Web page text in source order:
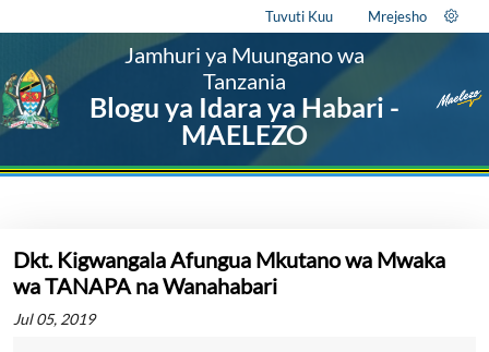
Tuvuti Kuu Mrejesho
Jamhuri ya Muungano wa
Tanzania
Blogu ya Idara ya Habari -
MAELEZO
Dkt. Kigwangala Afungua Mkutano wa Mwaka
wa TANAPA na Wanahabari
Jul 05, 2019